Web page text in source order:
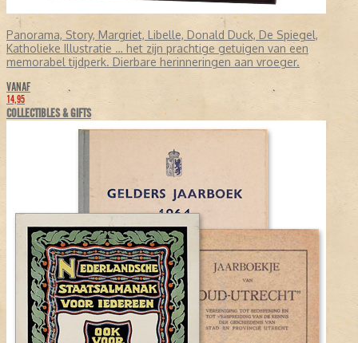
Panorama, Story, Margriet, Libelle, Donald Duck, De Spiegel,
Katholieke Illustratie … het zijn prachtige getuigen van een
memorabel tijdperk. Dierbare herinneringen aan vroeger.
VANAF
14,95
COLLECTIBLES & GIFTS